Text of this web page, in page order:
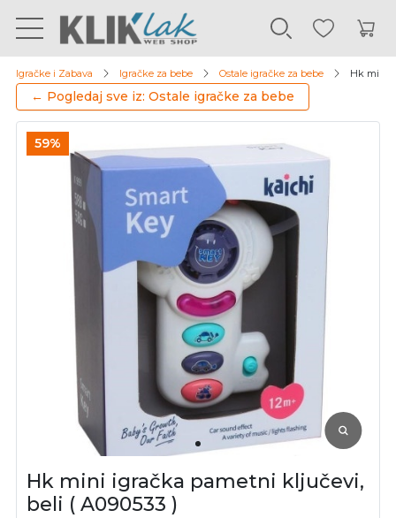
Igračke i Zabava Igračke za bebe Ostale igračke za bebe Hk mini
← Pogledaj sve iz: Ostale igračke za bebe
59%
Hk mini igračka pametni ključevi,
beli ( A090533 )